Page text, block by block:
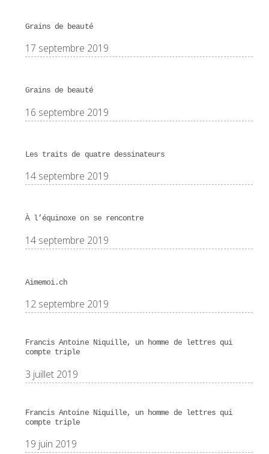
Grains de beauté
17 septembre 2019
Grains de beauté
16 septembre 2019
Les traits de quatre dessinateurs
14 septembre 2019
À l’équinoxe on se rencontre
14 septembre 2019
Aimemoi.ch
12 septembre 2019
Francis Antoine Niquille, un homme de lettres qui
compte triple
3 juillet 2019
Francis Antoine Niquille, un homme de lettres qui
compte triple
19 juin 2019